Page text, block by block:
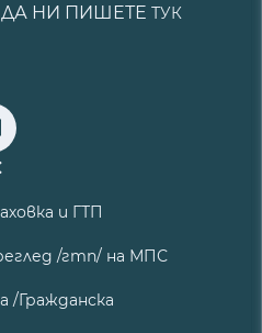
НИ ПИШЕТЕ ТУК
и ГТП
/гтп/ на МПС
/Гражданска